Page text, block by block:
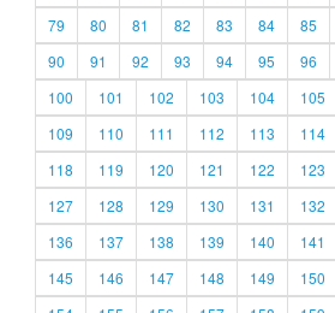
79
80 81 82 83 84 85
90
91 92 93 94 95 96
100
101 102 103 104 105
109
110 111 112 113 114
118
119 120 121 122 123
127
128 129 130 131 132
136
137 138 139 140 141
145
146 147 148 149 150